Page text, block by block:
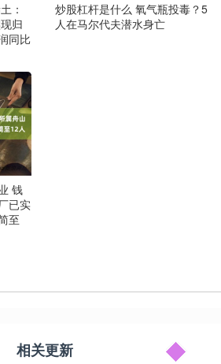
：
归
同比
炒股杠杆是什么 氧气瓶投毒？5
人在马尔代夫潜水身亡
钱
已实
至
相关更新